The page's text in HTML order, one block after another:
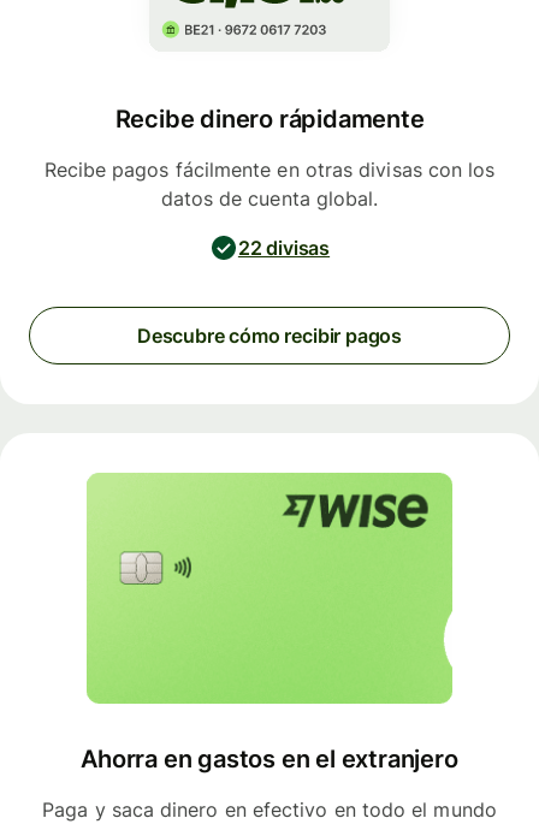
Recibe dinero rápidamente
Recibe pagos fácilmente en otras divisas con los
datos de cuenta global.
22 divisas
Descubre cómo recibir pagos
Ahorra en gastos en el extranjero
Paga y saca dinero en efectivo en todo el mundo